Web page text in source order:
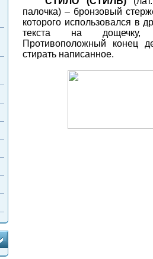
палочка) – бронзовый
которого использовался в
текста на дощечку,
Противоположный конец
стирать написанное.